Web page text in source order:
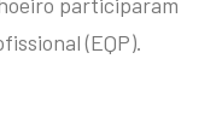
participaram
(EQP).